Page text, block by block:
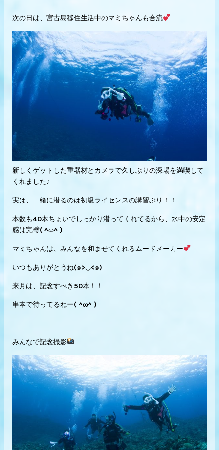
次の日は、宮古島移住生活中のマミちゃんも合流
新しくゲットした重器材とカメラで久しぶりの深場を満喫して
くれました♪
実は、一緒に潜るのは初級ライセンスの講習ぶり！！
本数も40本ちょいでしっかり潜ってくれてるから、水中の安定
感は完璧( ^ω^ )
マミちゃんは、みんなを和ませてくれるムードメーカー
いつもありがとうね(๑>◡<๑)
来月は、記念すべき50本！！
串本で待ってるねー( ^ω^ )
みんなで記念撮影